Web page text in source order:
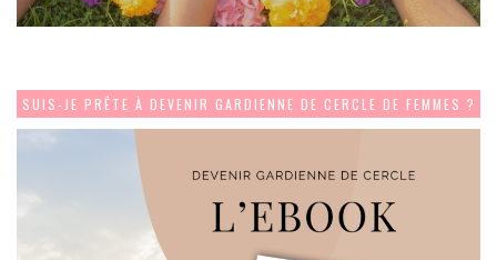
SUIS-JE PRÊTE À DEVENIR GARDIENNE DE CERCLE DE FEMMES ?